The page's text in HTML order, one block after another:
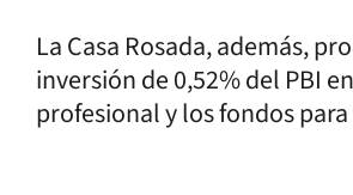
La Casa Rosada, además,
inversión de 0,52% del PBI
profesional y los fondos